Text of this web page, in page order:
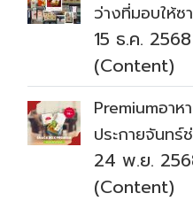
ว่างที่มอบให้ซ
15 ธ.ค. 2568
(Content)
Premiumอาห
ประกายจันทร์
24 พ.ย.
(Content)